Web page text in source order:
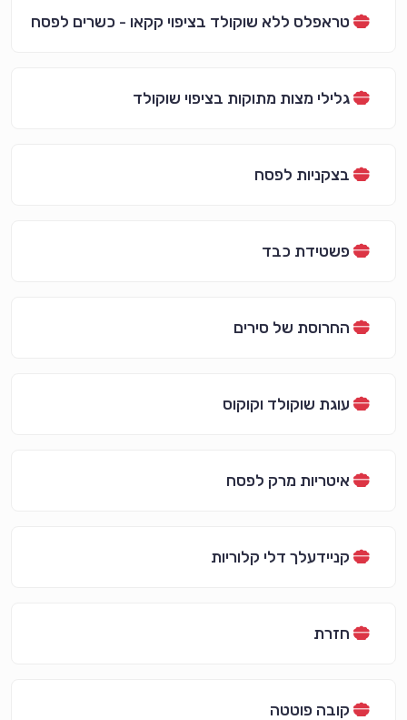
טראפלס ללא שוקולד בציפוי קקאו - כשרים לפסח
גלילי מצות מתוקות בציפוי שוקולד
בצקניות לפסח
פשטידת כבד
החרוסת של סירים
עוגת שוקולד וקוקוס
איטריות מרק לפסח
קניידעלך דלי קלוריות
חזרת
קובה פוטטה